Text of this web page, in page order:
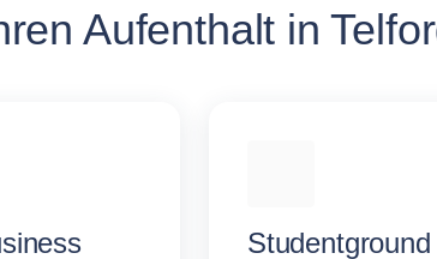
Aufenthalt in
Studentground